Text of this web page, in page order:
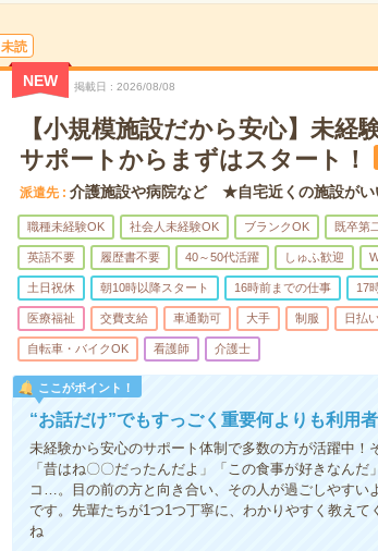
未読
NEW 掲載日 2026/08/08
【小規模施設だから安心】未経
サポートからまずはスタート！
派遣先 介護施設や病院など ★自宅近くの施設がい
職種未経験OK 社会人未経験OK ブランクOK 既卒第
英語不要 履歴書不要 40～50代活躍 しゅふ歓迎
土日祝休 朝10時以降スタート 16時前までの仕事 17
医療福祉 交費支給 車通勤可 大手 制服 日払
自転車・バイクOK 看護師 介護士
ここがポイント！
“お話だけ”でもすっごく重要何よりも利用
未経験から安心のサポート体制で多数の方が活躍中！
「昔はね〇〇だったんだよ」「この食事が好きなん
コ…。目の前の方と向き合い、その人が過ごしやすい
です。先輩たちが1つ1つ丁寧に、わかりやすく教え
ね